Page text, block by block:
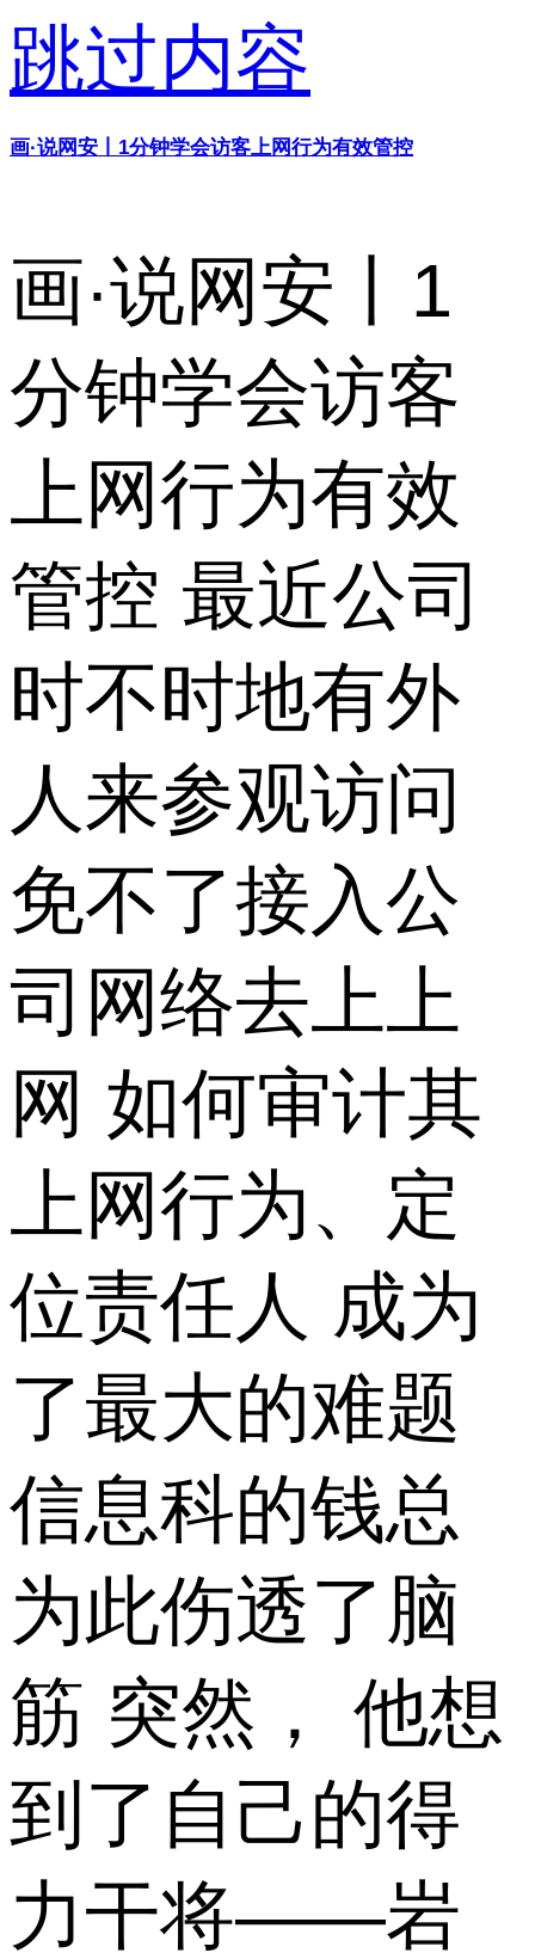
跳过内容
画·说网安丨1分钟学会访客上网行为有效管控
画·说网安丨1
分钟学会访客
上网行为有效
管控 最近公司
时不时地有外
人来参观访问
免不了接入公
司网络去上上
网 如何审计其
上网行为、定
位责任人 成为
了最大的难题
信息科的钱总
为此伤透了脑
筋 突然， 他想
到了自己的得
力干将——岩